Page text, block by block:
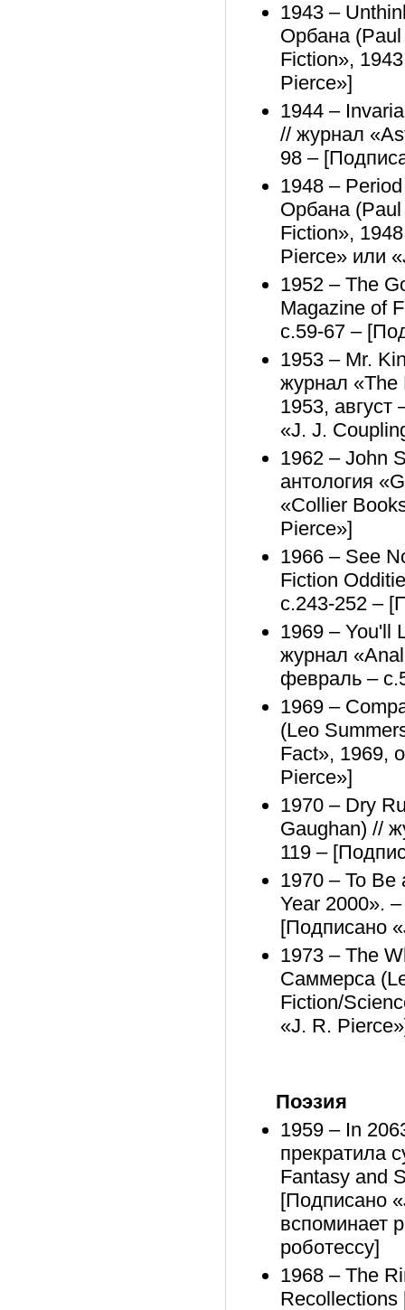
1943 –
Орбана
Fiction»,
Pierce»]
1944 –
// журнал
98 –
1948 –
Орбана
Fiction»,
Pierce» или
1952 – The
Magazine of
с.59-67 –
1953 – Mr.
журнал «The
1953,
«J. J.
1962 – John
антология
«Collier
Pierce»]
1966 – See
Fiction
с.243-252 –
1969 – You'll
журнал
февраль –
1969 –
(Leo
Fact», 1969,
Pierce»]
1970 – Dry
Gaughan) //
119 –
1970 – To Be
Year 2000».
[Подписано
1973 – The
Саммерса
Fiction/
«J. R.
Поэзия
1959 – In
прекратила
Fantasy and
[Подписано
вспоминает
роботессу]
1968 – The
Recollections